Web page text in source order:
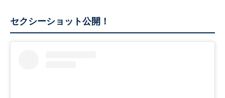
セクシーショット公開！